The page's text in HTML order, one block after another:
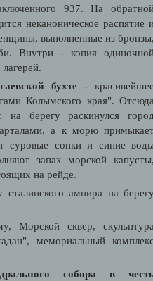
937. На
неканоническое распятие
выполненные из
Внутри - копия
бухте -
Колымского края".
на берегу раскинулся
а к морю
суровые сопки и синие
запах морской
на рейде.
сталинского ампира на
Морской сквер,
мемориальный
собора в